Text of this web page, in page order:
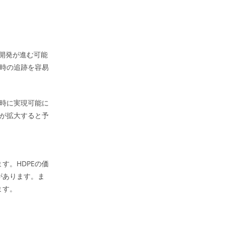
発が進む可能
の追跡を容易
に実現可能に
拡大すると予
。HDPEの価
ります。ま
。